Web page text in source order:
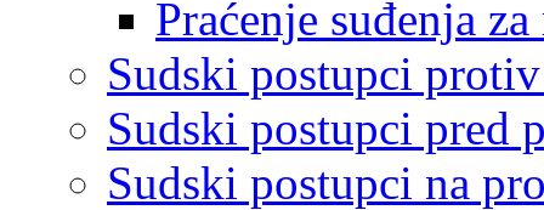
Praćenje suđenja
Sudski postupci
Sudski postupci pred
Sudski postupci na